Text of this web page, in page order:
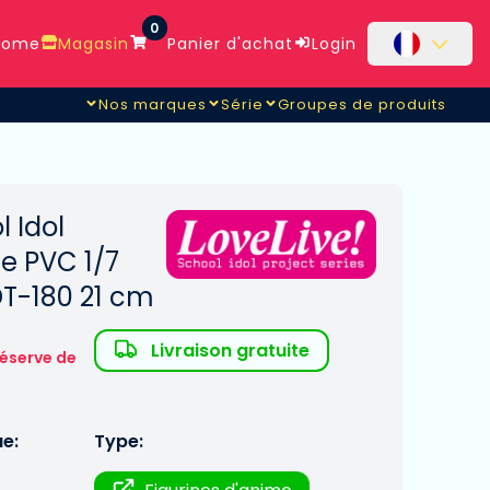
Magasin
0
Panier d'achat Login
Nos marques Série Groupes de produits
Idol
PVC 1/7
180 21 cm
de
Livraison gratuite
Type: